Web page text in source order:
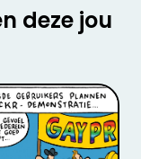
deze jou